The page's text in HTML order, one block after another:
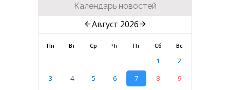
Календарь новостей
Август 2026
Пн Вт Ср Чт Пт Сб Вс
1
2
3
4 5 6 7 8
9